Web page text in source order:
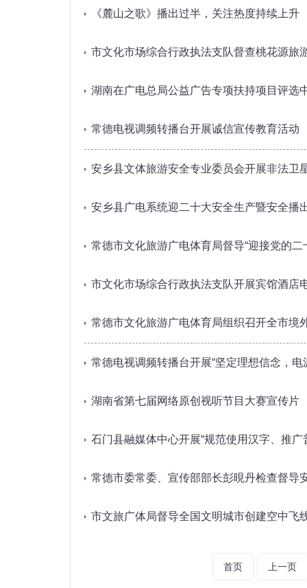
《麓山之歌》播出过半，关注热度持续上升
市文化市场综合行政执法支队督查桃花源旅
湖南在广电总局公益广告专项扶持项目评选
常德电视调频转播台开展诚信宣传教育活动
安乡县文体旅游安全专业委员会开展非法卫
安乡县广电系统迎二十大安全生产暨安全播
常德市文化旅游广电体育局督导“迎接党的
市文化市场综合行政执法支队开展宾馆酒店
常德市文化旅游广电体育局组织召开全市境
常德电视调频转播台开展“坚定理想信念，电
湖南省第七届网络原创视听节目大赛宣传片
石门县融媒体中心开展“规范使用汉字、推广
常德市委常委、宣传部部长彭晛丹检查督导
市文旅广体局督导全国文明城市创建空中飞
首页 上一页